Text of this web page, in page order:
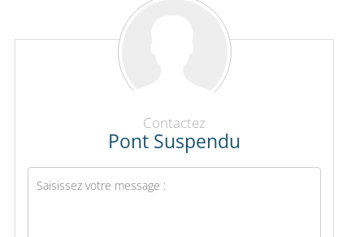
Contactez
Pont Suspendu